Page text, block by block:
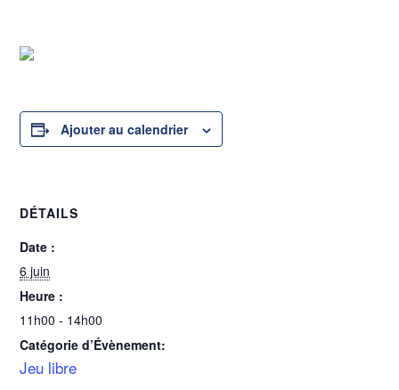
Ajouter au calendrier
DÉTAILS
Date :
6 juin
Heure :
11h00 - 14h00
Catégorie d’Évènement:
Jeu libre